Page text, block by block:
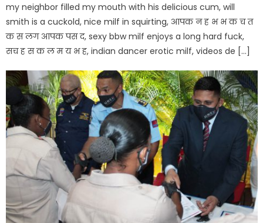
in
squirting,
आपक
न
ह
भ
क
च
त
स
लग
आपक
पस
my neighbor filled my mouth with his delicious cum, will
smith is a cuckold, nice milf in squirting, आपक न ह भ भ क च त
क स लग आपक पस द, sexy bbw milf enjoys a long hard fuck,
सच ह स क ल म य भ ह, indian dancer erotic milf, videos de […]